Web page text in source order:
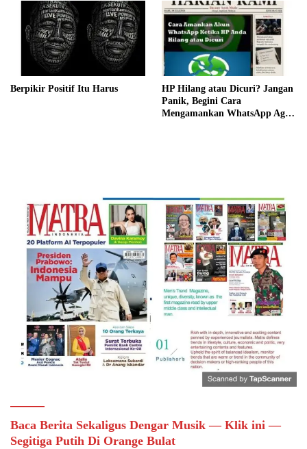
Berpikir Positif Itu Harus
HP Hilang atau Dicuri? Jangan
Panik, Begini Cara
Mengamankan WhatsApp Agar
Baca Berita Sekaligus Dengar Musik — Klik ini —
Segitiga Putih Di Orange Bulat